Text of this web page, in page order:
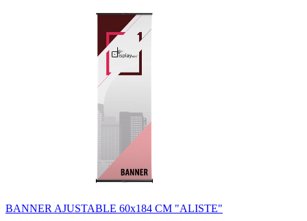
BANNER AJUSTABLE 60x184 CM "ALISTE"